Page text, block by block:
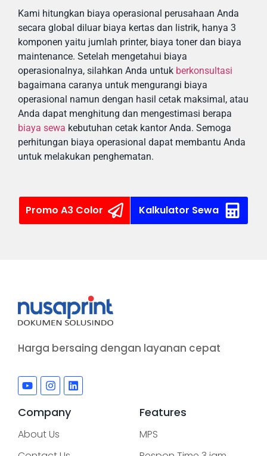
Kami hitungkan biaya operasional perusahaan Anda
secara global diluar biaya kertas dan listrik, hanya 3
komponen yaitu jumlah printer, biaya toner dan biaya
maintenance. Setelah mengetahui biaya
operasionalnya, silahkan Anda untuk berkonsultasi
bagaimana caranya untuk mengurangi biaya
operasional namun dengan hasil cetak maksimal, atau
Anda dapat menghitung dan mengestimasi berapa
biaya sewa kebutuhan cetak kantor Anda. Semoga
perhitungan biaya operasional dapat membantu Anda
untuk melakukan penghematan.
Promo A3 Color Kalkulator Sewa
Harga bersaing dengan layanan cepat
Company
About Us
Features
MPS